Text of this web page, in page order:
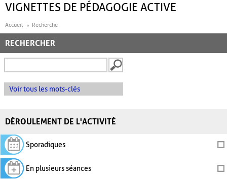
VIGNETTES DE PÉDAGOGIE ACTIVE
Accueil Recherche
RECHERCHER
Voir tous les mots-clés
DÉROULEMENT DE L'ACTIVITÉ
Sporadiques
En plusieurs séances